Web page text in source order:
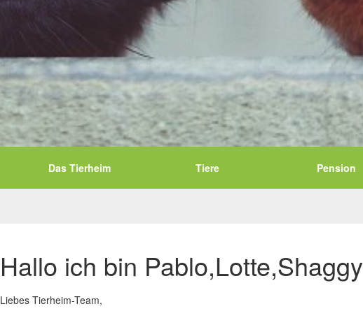
Das Tierheim Tiere Pension
Hallo ich bin Pablo,Lotte,Shaggy
Liebes Tierheim-Team,